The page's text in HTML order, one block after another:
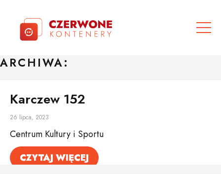
ARCHIWA:
Karczew 152
26 lipca, 2023
Centrum Kultury i Sportu
CZYTAJ WIĘCEJ